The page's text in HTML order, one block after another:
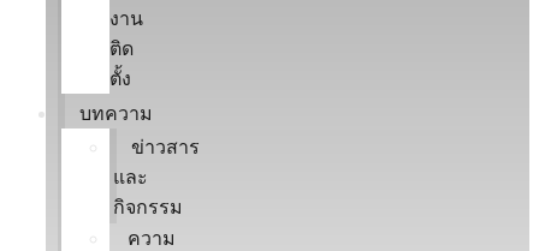
งาน
ติด
ตั้ง
บทความ
ข่าวสาร
และ
กิจกรรม
ความ